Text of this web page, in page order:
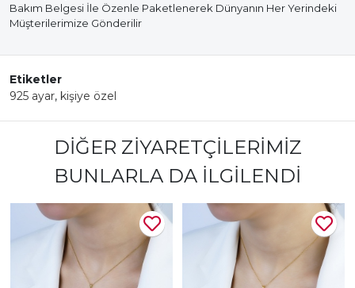
Bakım Belgesi İle Özenle Paketlenerek Dünyanın Her Yerindeki
Müşterilerimize Gönderilir
Etiketler
925 ayar, kişiye özel
DIĞER ZIYARETÇILERIMIZ
BUNLARLA DA İLGILENDI